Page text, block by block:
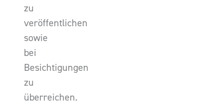
zu
veröffentlichen
sowie
bei
Besichtigungen
zu
überreichen.